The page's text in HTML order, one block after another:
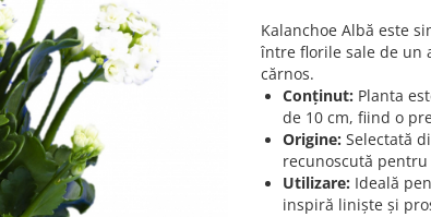
Kalanchoe Albă este
între florile sale de un
cărnos.
Conținut: Planta
de 10 cm, fiind o
Origine: Selectată
recunoscută
Utilizare: Ideală
inspiră liniște și